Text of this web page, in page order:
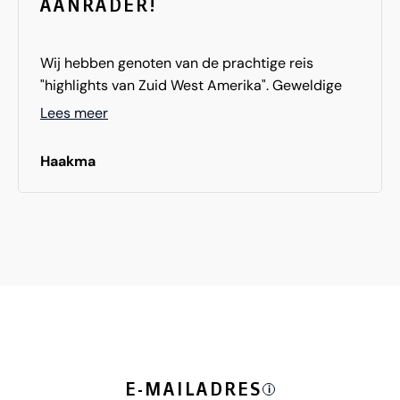
Dank jullie wel voor het organiseren van deze
AANRADER!
Wij hebben genoten van de prachtige reis
"highlights van Zuid West Amerika". Geweldige
natuur, mooie parken en heel veel gezien. Deze
alle hoogte punten van West USA te zien.
Lees meer
Haakma
E-MAILADRES i